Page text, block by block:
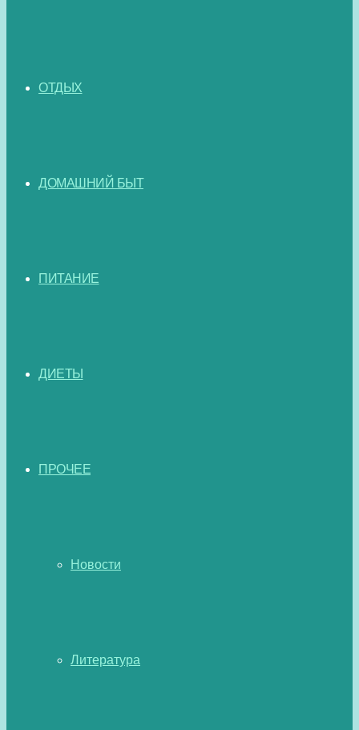
ОТДЫХ
ДОМАШНИЙ БЫТ
ПИТАНИЕ
ДИЕТЫ
ПРОЧЕЕ
Новости
Литература